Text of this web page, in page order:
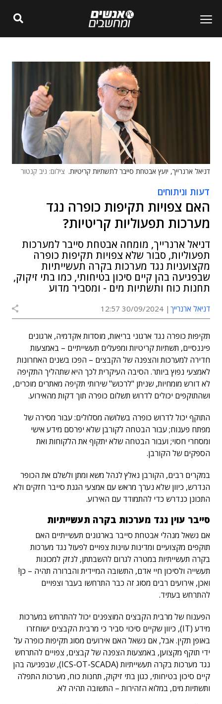
דניאל ארנרייך, יועץ אבטחת סייבר לתשתיות קריטיות. צילום: ניב קנטור
דעות וניתוחים
האם צפויות תקיפות כופרה נגד
מערכות תפעוליות קריטיות?
דניאל ארנרייך, מומחה אבטחת סייבר למערכות
תפעוליות, סבור שלא צפויות תקיפות כופרה
מקצועניות נגד מערכות בקרה תעשייתיות
שבפגיעה בהן קיים סיכון בטיחותי, כמו בתי זיקוק,
תחנות כוח ותשתיות מים - ומסביר מדוע
דניאל ארנרייך 30/09/2024 12:57
תקיפות כופרה נגד ארגוני בריאות, מוסדות אקדמיה, ארגונים
פיננסיים, תשתיות קריטיות ומפעלים תעשייתיים – באמצעות
חדירה למערכות והצפנה של הקבצים – הפכו בשנים האחרונות
לאמצעי נפוץ ביותר. הסיבה העיקרית לכך היא שתהליך התקיפה
לא דורש מומחיות, שניתן "לרכוש" שירותי תקיפה מאתרים מוכרים,
ושהתוקפים יכולים לדרוש תשלום כופרה תוך דקות מהאירוע.
התוקף יכול לדרוש כופרה בשלושה מסלולים: עבור מסירה של
מפתח פענוח; עבור הבטחה לקורבן שלא יפרסם מידע אישי
ומסחרי חסוי; ועבור הבטחה שלא יתקוף את הלקוחות ואת
הספקים של הקורבן.
במקרים רבים, הקורבן נאלץ לנהל משא ומתן ולשלם את הכופר
הנדרש, כיוון שלא נערך מראש עם אמצעי הגנת סייבר חזקים ולא
התכונן כנדרש כדי להתמודד עם האירוע.
סייבר עוין נגד מערכות בקרה תעשייתיות
אם נשאל מנהלי אבטחת סייבר בארגונים תעשייתיים האם
תוקפים מקצועיים ומדינות עוינות צפויים לפעול נגד מערכות
בקרה תעשייתיות במטרה לגרום להשבתתן, לנזק למכונות
תעשייה ולסיכון חיי אדם, התשובה המיידית והברורה תהיה – כן!
ואכן, אירועים רבים מסוג זה כבר התרחשו בעבר וצפויים
להתרחש בעתיד.
הפענוח של מרבית הקבצים המוצפנים יכול להתרחש במערכות
מידע (IT), כיוון שקיים סיכוי סביר כי מרבית הקבצים ישוחזרו
באופן תקין. אבל, אם נשאל האם אירועים מסוג תקיפות כופרה על
ידי תוקף מקצוען, באמצעות הצפנה של קבצים, צפויים להתרחש
נגד מערכות בקרה תעשייתיות (ICS-OT-SCADA), שבפגיעה בהן
קיים סיכון בטיחותי, כגון בתי זיקוק, תחנות כוח, מערכות התפלה
ותשתיות מים, במלוא הזהירות – התשובה תהיה לא.